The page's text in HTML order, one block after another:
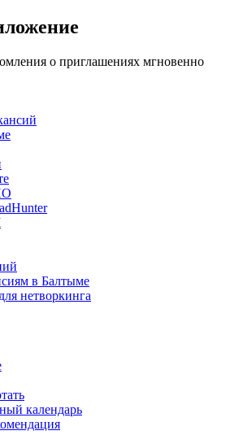
о приглашениях мгновенно
в Балтыме
нетворкинга
календарь